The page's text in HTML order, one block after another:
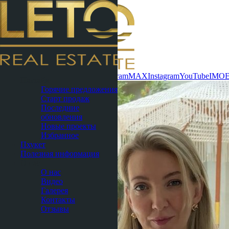
TelegramMAXInstagramYouTubeIMO
Горячие предложения
Старт продаж
Последние
обновления
Новые проекты
Избранное
Пхукет
Полезная информация
О нас
Видео
Галерея
Контакты
Отзывы